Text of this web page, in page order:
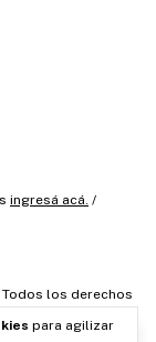
para agilizar
ingresá acá. /
los derechos